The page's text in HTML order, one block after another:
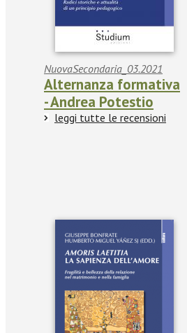
NuovaSecondaria_03.2021
Alternanza formativa
- Andrea Potestio
leggi tutte le recensioni